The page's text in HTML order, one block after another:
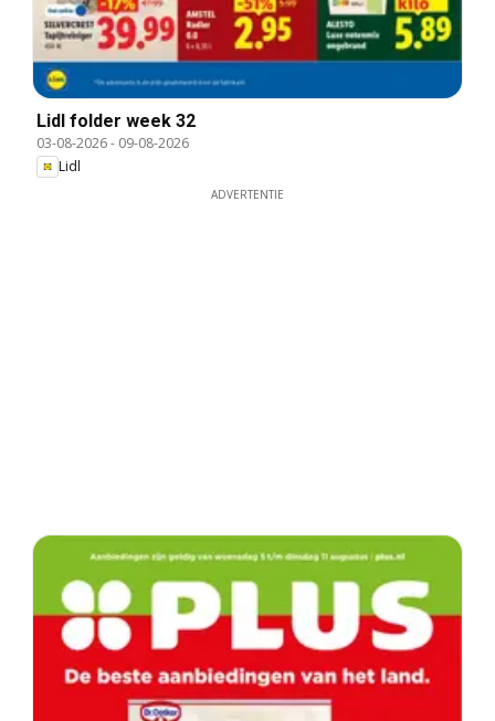
Lidl folder week 32
03-08-2026- 09-08-2026
Lidl
ADVERTENTIE